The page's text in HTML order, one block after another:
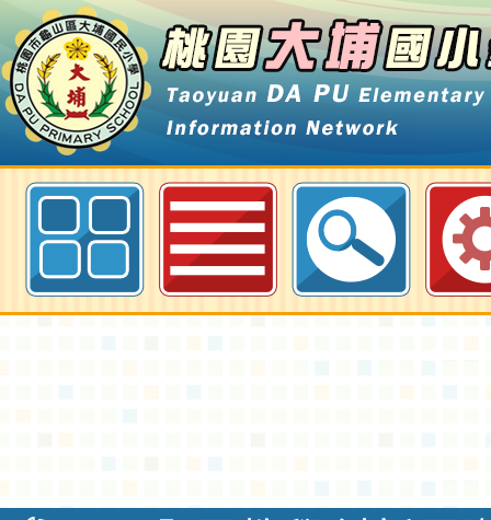
臺北市政府教育局辦理111學年度
員36小時認證研習班-桃園大埔國